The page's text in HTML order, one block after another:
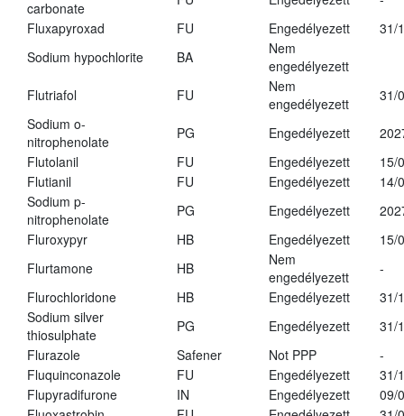
carbonate
Fluxapyroxad
FU Engedélyezett
31/
Sodium hypochlorite
BA
Nem
engedélyezett
Flutriafol
FU
Nem
engedélyezett
31/
Sodium o-
nitrophenolate
PG Engedélyezett
Flutolanil
FU Engedélyezett
15/
Flutianil
FU Engedélyezett
14/
Sodium p-
nitrophenolate
PG Engedélyezett
Fluroxypyr
HB Engedélyezett
15/
Flurtamone
HB
Nem
engedélyezett
-
Flurochloridone
HB Engedélyezett
31/
Sodium silver
thiosulphate
PG Engedélyezett
31/
Flurazole
Safener Not PPP
-
Fluquinconazole
FU Engedélyezett
31/
Flupyradifurone
IN Engedélyezett
09/